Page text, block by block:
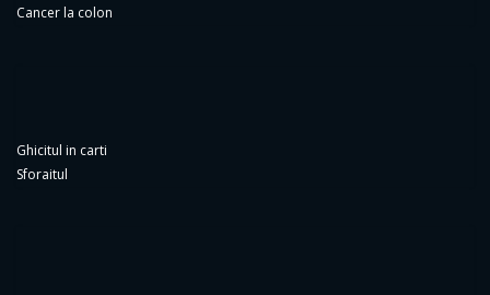
Cancer la colon
Ghicitul in carti
Sforaitul